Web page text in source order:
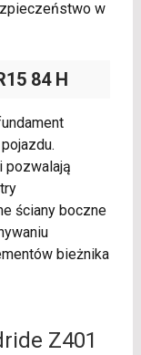
w
84 H
pozwalają
ściany boczne
bieżnika
Z401